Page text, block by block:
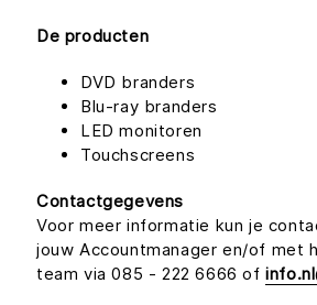
De producten
DVD branders
Blu-ray branders
LED monitoren
Touchscreens
Contactgegevens
Voor meer informatie kun je
jouw Accountmanager en/of met
team via 085 - 222 6666 of